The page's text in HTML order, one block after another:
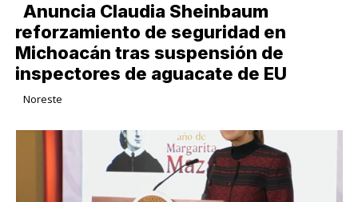
Anuncia Claudia Sheinbaum
reforzamiento de seguridad en
Michoacán tras suspensión de
inspectores de aguacate de EU
Noreste